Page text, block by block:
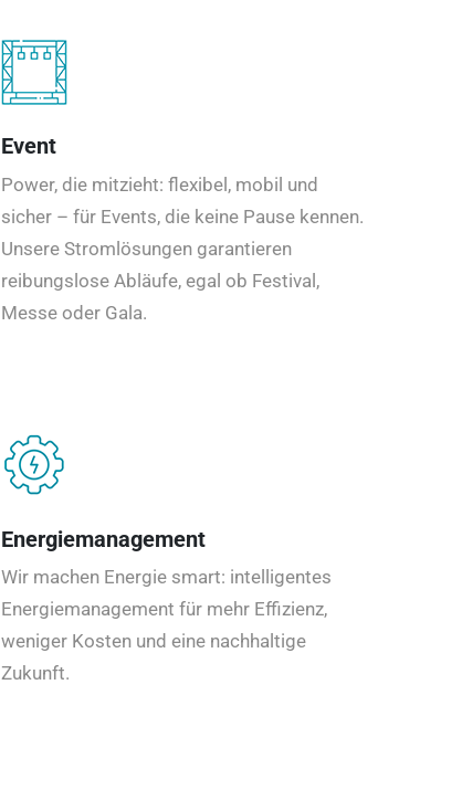
Event
Power, die mitzieht: flexibel, mobil und
sicher – für Events, die keine Pause kennen.
Unsere Stromlösungen garantieren
reibungslose Abläufe, egal ob Festival,
Messe oder Gala.
Energiemanagement
Wir machen Energie smart: intelligentes
Energiemanagement für mehr Effizienz,
weniger Kosten und eine nachhaltige
Zukunft.